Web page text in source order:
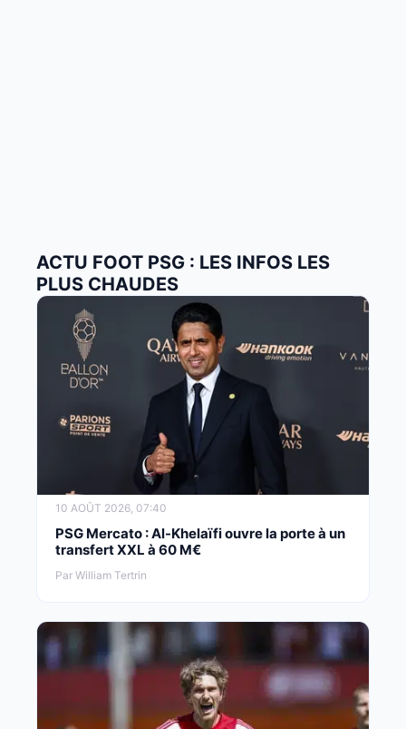
ACTU FOOT PSG : LES INFOS LES
PLUS CHAUDES
10 AOÛT 2026, 07:40
PSG Mercato : Al-Khelaïfi ouvre la porte à un
transfert XXL à 60 M€
Par William Tertrin